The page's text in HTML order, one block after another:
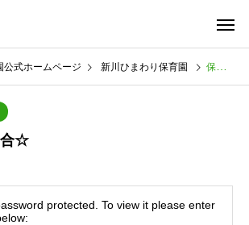
公式ホームページ 新川ひまわり保育園 保護中: 全員集合☆
合☆
protected. To view it please enter